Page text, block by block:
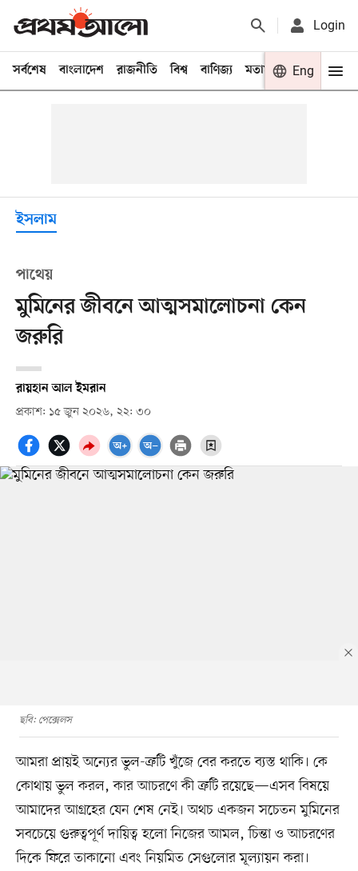
Login
সর্বশেষ বাংলাদেশ রাজনীতি বিশ্ব বাণিজ্য মতামত খেলা
Eng
ইসলাম
পাথেয়
মুমিনের জীবনে আত্মসমালোচনা কেন
জরুরি
রায়হান আল ইমরান
প্রকাশ: ১৫ জুন ২০২৬, ২২: ৩০
ছবি: পেক্সেলস
আমরা প্রায়ই অন্যের ভুল-ত্রুটি খুঁজে বের করতে ব্যস্ত থাকি। কে
কোথায় ভুল করল, কার আচরণে কী ত্রুটি রয়েছে—এসব বিষয়ে
আমাদের আগ্রহের যেন শেষ নেই। অথচ একজন সচেতন মুমিনের
সবচেয়ে গুরুত্বপূর্ণ দায়িত্ব হলো নিজের আমল, চিন্তা ও আচরণের
দিকে ফিরে তাকানো এবং নিয়মিত সেগুলোর মূল্যায়ন করা।